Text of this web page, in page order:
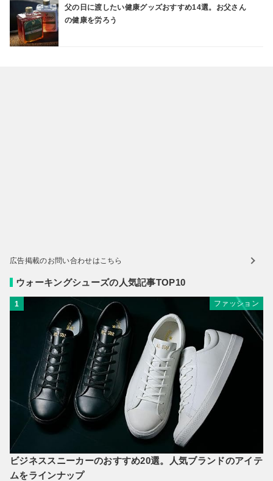
父の日に渡したい健康グッズおすすめ14選。お父さん
の健康を労ろう
広告掲載のお問い合わせはこちら
ウォーキングシューズの人気記事TOP10
1 ファッション
ビジネススニーカーのおすすめ20選。人気ブランドのアイテ
ムをラインナップ